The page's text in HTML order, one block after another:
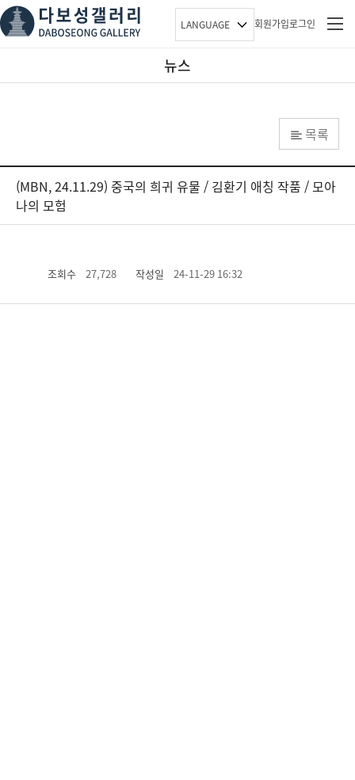
LANGUAGE 회원가입로그인
뉴스
목록
(MBN, 24.11.29) 중국의 희귀 유물 / 김환기 애칭 작품 / 모아
나의 모험
조회수 27,728 작성일 24-11-29 16:32